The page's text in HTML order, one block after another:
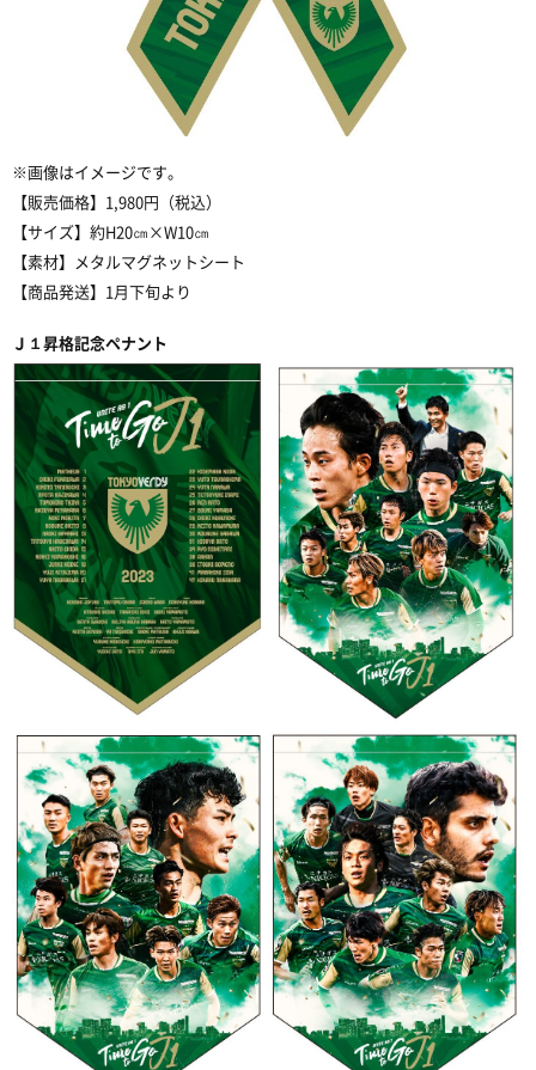
※画像はイメージです。
【販売価格】 1,980円（税込）
【サイズ】約H20㎝×W10㎝
【素材】メタルマグネットシート
【商品発送】 1月下旬より
Ｊ１昇格記念ペナント